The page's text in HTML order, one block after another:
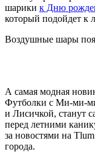
шарики к Дню
который подойдет к
Воздушные шары
А самая модная
Футболки с Ми-ми-
и Лисичкой, станут
перед летними
за новостями на
города.